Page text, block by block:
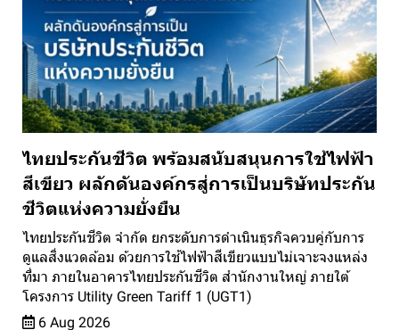
ไทยประกันชีวิต พร้อมสนับสนุนการใช้ไฟฟ้า
สีเขียว ผลักดันองค์กรสู่การเป็นบริษัทประกัน
ชีวิตแห่งความยั่งยืน
ไทยประกันชีวิต จำกัด ยกระดับการดำเนินธุรกิจควบคู่กับการ
ดูแลสิ่งแวดล้อม ด้วยการใช้ไฟฟ้าสีเขียวแบบไม่เจาะจงแหล่ง
ที่มา ภายในอาคารไทยประกันชีวิต สำนักงานใหญ่ ภายใต้
โครงการ Utility Green Tariff 1 (UGT1)
6 Aug 2026